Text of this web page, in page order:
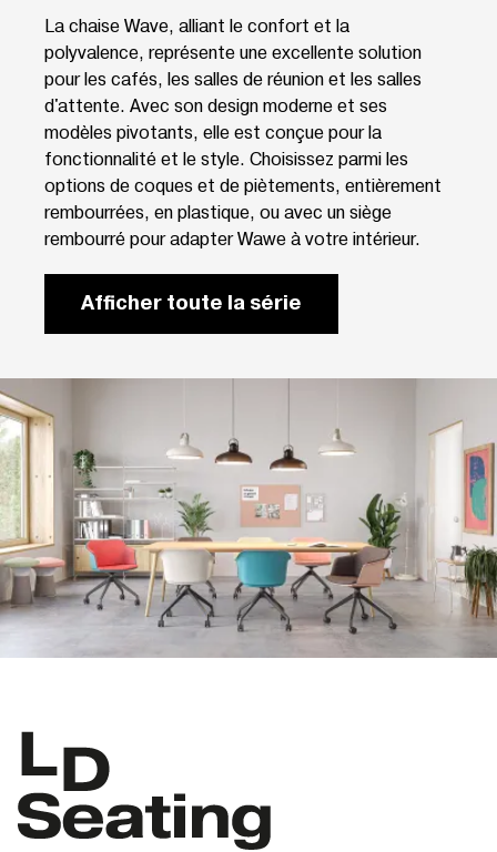
La chaise Wave, alliant le confort et la
polyvalence, représente une excellente solution
pour les cafés, les salles de réunion et les salles
d'attente. Avec son design moderne et ses
modèles pivotants, elle est conçue pour la
fonctionnalité et le style. Choisissez parmi les
options de coques et de piètements, entièrement
rembourrées, en plastique, ou avec un siège
rembourré pour adapter Wawe à votre intérieur.
Afficher toute la série